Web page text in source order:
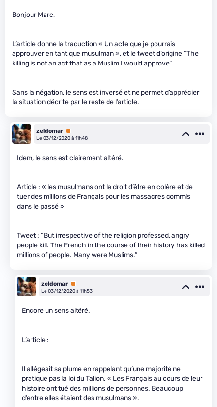
Bonjour Marc,
L’article donne la traduction « Un acte que je pourrais
approuver en tant que musulman », et le tweet d’origine “The
killing is not an act that as a Muslim I would approve”.
Sans la négation, le sens est inversé et ne permet d’apprécier
la situation décrite par le reste de l’article.
zeldomar Premium
Le 03/12/2020 à 11h48
Idem, le sens est clairement altéré.
Article : « les musulmans ont le droit d’être en colère et de
tuer des millions de Français pour les massacres commis
dans le passé »
Tweet : “But irrespective of the religion professed, angry
people kill. The French in the course of their history has killed
millions of people. Many were Muslims.”
zeldomar Premium
Le 03/12/2020 à 11h53
Encore un sens altéré.
L’article :
Il allégeait sa plume en rappelant qu’une majorité ne
pratique pas la loi du Talion. « Les Français au cours de leur
histoire ont tué des millions de personnes. Beaucoup
d’entre elles étaient des musulmans ».